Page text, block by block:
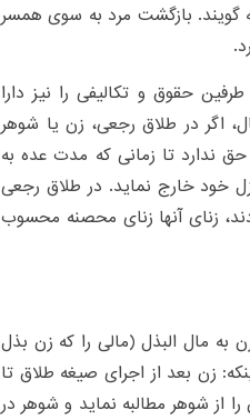
گویند. بازگشت مرد به سوی همسر
حقوق و تکالیفی را نیز دارا
اگر در طلا‌ق رجعی، زن یا شوهر
ندارد تا زمانی که مدت عده به
خود خارج نماید. در طلا‌ق رجعی
زنای آنها زنای محصنه محسوب
زمانی که زن به مال البذل (مالی را که زن بذل
زن بعد از اجرای صیغه طلاق تا
از شوهر مطالبه نماید و شوهر در